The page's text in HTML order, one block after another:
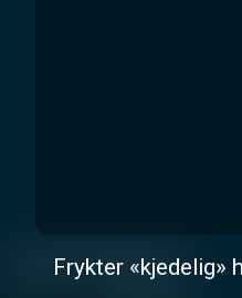
Frykter «kjedelig»